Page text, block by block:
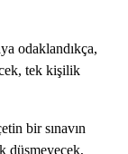
odaklandıkça,
tek kişilik
bir sınavın
düşmeyecek,